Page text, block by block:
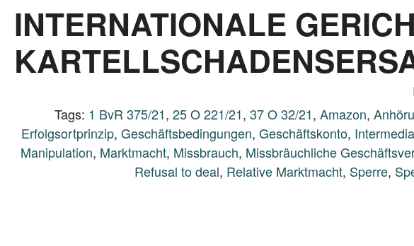
INTERNATIONALE
Tags: 1 BvR 375/21, 25 O 221/21, 37 O 32/21, Amazon,
Erfolgsortprinzip, Geschäftsbedingungen, Geschäftskonto,
Manipulation, Marktmacht, Missbrauch, Missbräuchliche
Refusal to deal, Relative Marktmacht, Sperre,